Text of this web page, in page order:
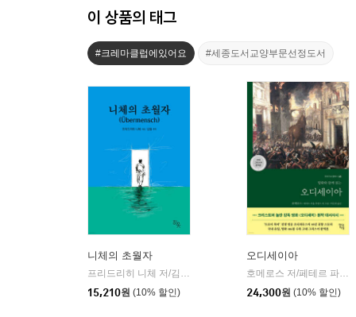
이 상품의 태그
#크레마클럽에있어요 #세종도서교양부문선정도서
니체의 초월자
프리드리히 니체 저/김철 편역
15,210원 (10% 할인)
오디세이아
호메로스 저/페테르 파울 루벤스 그림/박문재 역
24,300원 (10% 할인)